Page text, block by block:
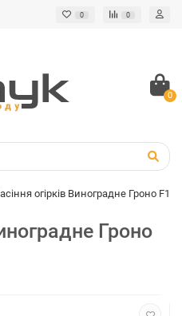
0 0
0
огірків Виноградне Гроно F1
Гроно